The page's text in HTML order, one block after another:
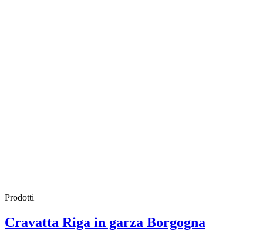
Prodotti
Cravatta Riga in garza Borgogna